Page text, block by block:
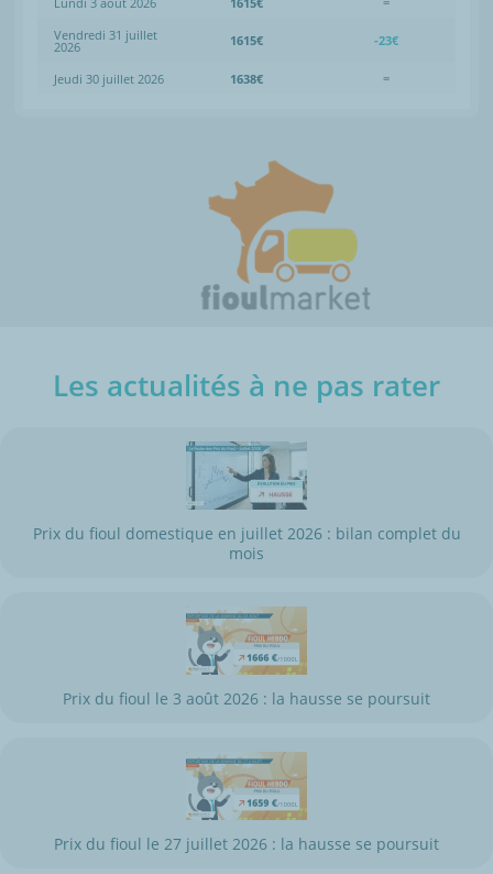
Vendredi 31 juillet
2026 1615€ -23€
Jeudi 30 juillet 2026 1638€ =
Les actualités à ne pas rater
Prix du fioul domestique en juillet 2026 : bilan complet du
mois
Prix du fioul le 3 août 2026 : la hausse se poursuit
Prix du fioul le 27 juillet 2026 : la hausse se poursuit